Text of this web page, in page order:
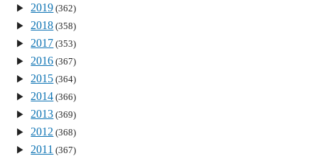
2019 (362)
2018 (358)
2017 (353)
2016 (367)
2015 (364)
2014 (366)
2013 (369)
2012 (368)
2011 (367)